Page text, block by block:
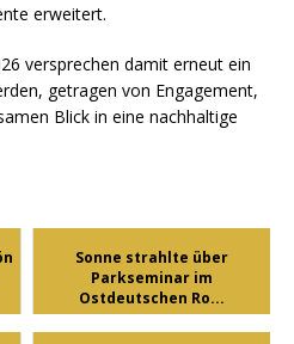
erweitert.
versprechen damit erneut ein
getragen von Engagement,
Blick in eine nachhaltige
Sonne strahlte über
Parkseminar im
Ostdeutschen Ro...